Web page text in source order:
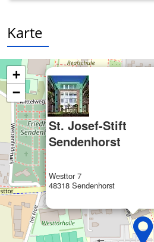
Karte
St. Josef-Stift
Sendenhorst
Westtor 7
48318 Sendenhorst
+
−